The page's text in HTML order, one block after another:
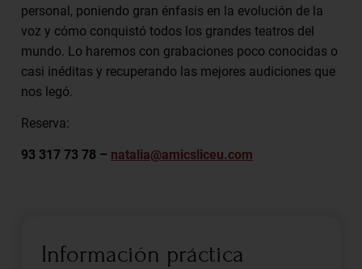
personal, poniendo gran énfasis en la evolución de la
voz y cómo conquistó todos los grandes teatros del
mundo. Lo haremos con grabaciones poco conocidas o
casi inéditas y recuperando las mejores audiciones que
nos legó.
Reserva:
93 317 73 78 – natalia@amicsliceu.com
Información práctica